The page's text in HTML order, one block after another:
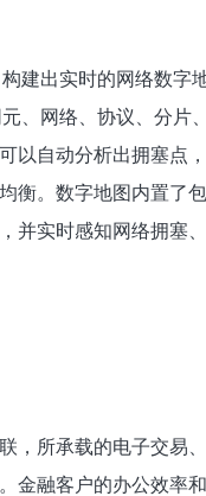
建出实时的网络数字
、网络、协议、分片
以自动分析出拥塞点
衡。数字地图内置了
并实时感知网络拥塞
，所承载的电子交易
金融客户的办公效率